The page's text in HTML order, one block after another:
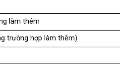
làm thêm
trường hợp làm thêm)